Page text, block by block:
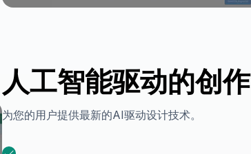
人工智能驱动的创作
为您的用户提供最新的AI驱动设计技术。